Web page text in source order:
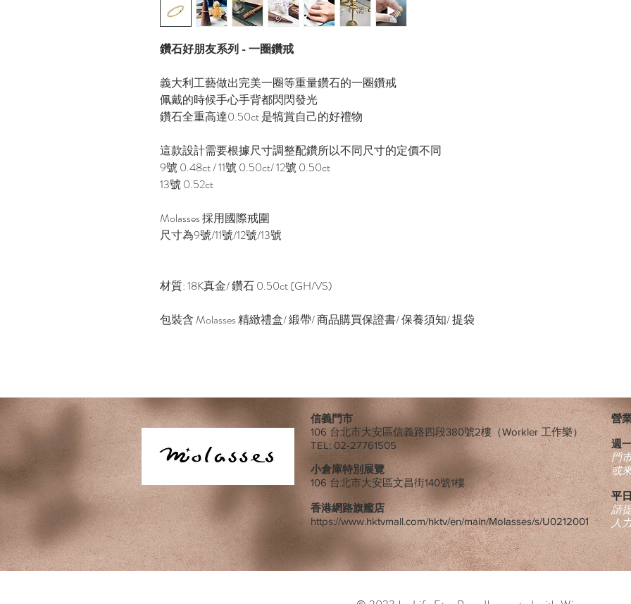
鑽石好朋友系列 - 一圈鑽戒
義大利工藝做出完美一圈等重量鑽石的一圈鑽戒
佩戴的時候手心手背都閃閃發光
鑽石全重高達0.50ct 是犒賞自己的好禮物
這款設計需要根據尺寸調整配鑽所以不同尺寸的定價不同
9號 0.48ct / 11號 0.50ct/ 12號 0.50ct
13號 0.52ct
Molasses 採用國際戒圍
尺寸為9號/11號/12號/13號
材質: 18K真金/ 鑽石 0.50ct (GH/VS)
包裝含 Molasses 精緻禮盒/ 緞帶/ 商品購買保證書/ 保養須知/ 提袋
信義門市
106 台北市大安區信義路四段380號2樓（Workler 工作樂）
TEL: 02-27761505
小倉庫特別展覽
106 台北市大安區文昌街140號1樓
香港網路旗艦店
https://www.hktvmall.com/hktv/en/main/Molasses/s/U0212001
營
週
門
或
平
請
人